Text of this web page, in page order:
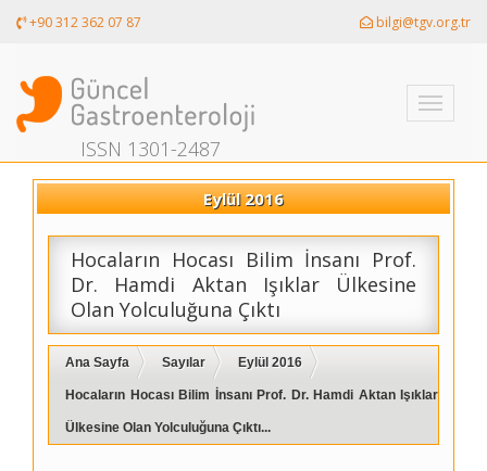
+90 312 362 07 87 bilgi@tgv.org.tr
Toggle
ISSN 1301-2487
Eylül 2016
Hocaların Hocası Bilim İnsanı Prof.
Dr. Hamdi Aktan Işıklar Ülkesine
Olan Yolculuğuna Çıktı
Ana Sayfa Sayılar Eylül 2016
Hocaların Hocası Bilim İnsanı Prof. Dr. Hamdi Aktan Işıklar
Ülkesine Olan Yolculuğuna Çıktı...